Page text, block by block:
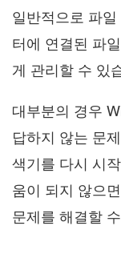
일반적으로 파
터에 연결된 파
게 관리할 수 있
대부분의 경우
답하지 않는 문
색기를 다시 시
움이 되지 않으
문제를 해결할